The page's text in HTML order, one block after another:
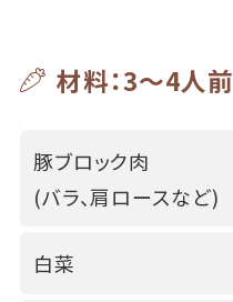
材料：3～4人前
豚ブロック肉
(バラ、肩ロースなど)
白菜